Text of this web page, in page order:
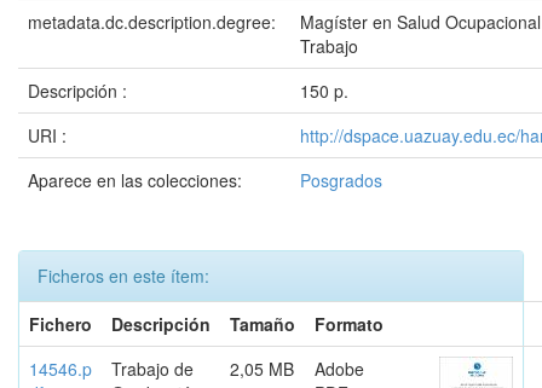
metadata.dc.description.degree:
Magíster en Salud
Trabajo
Descripción :
150 p.
URI :
http://dspace.uazuay.edu.ec/
Aparece en las colecciones:
Posgrados
Ficheros en este ítem:
Fichero
Descripción Tamaño
Formato
14546.p
Trabajo de
2,05 MB
Adobe